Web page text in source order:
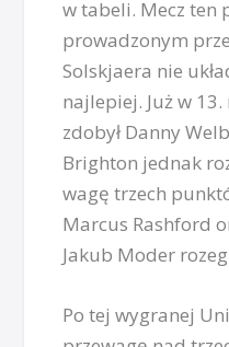
w tabeli. Mecz ten
prowadzonym
Solskjaera nie
najlepiej. Już w
zdobył Danny
Brighton jednak
wagę trzech
Marcus Rashford
Jakub Moder
Po tej wygranej